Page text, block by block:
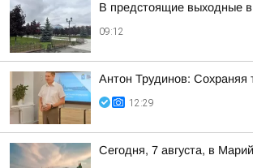
В предстоящие выходные
09:12
Антон Трудинов:
12:29
Сегодня, 7 августа, в